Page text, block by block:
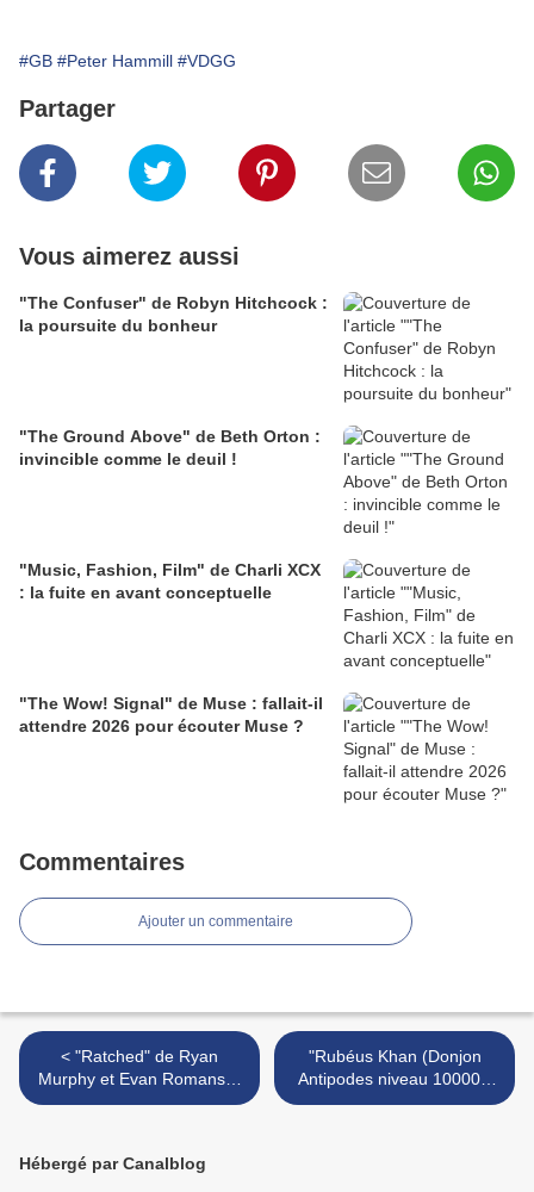
#GB #Peter Hammill #VDGG
Partager
Vous aimerez aussi
"The Confuser" de Robyn Hitchcock :
la poursuite du bonheur
"The Ground Above" de Beth Orton :
invincible comme le deuil !
"Music, Fashion, Film" de Charli XCX
: la fuite en avant conceptuelle
"The Wow! Signal" de Muse : fallait-il
attendre 2026 pour écouter Muse ?
Commentaires
Ajouter un commentaire
< "Ratched" de Ryan
Murphy et Evan Romansky
: Ryan Murphy a encore
"Rubéus Khan (Donjon
Antipodes niveau 10000)"
de Trondheim, Sfar et Vince
Hébergé par Canalblog